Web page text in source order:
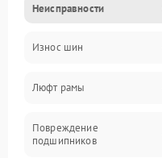
Привод
Неисправности
Износ шин
Люфт рамы
Повреждение
подшипников